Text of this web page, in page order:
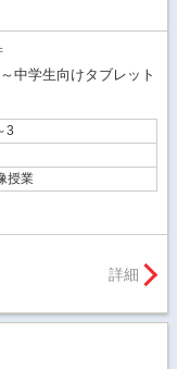
中学生向けタブレット
3
授業
詳細